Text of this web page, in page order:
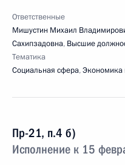
Ответственные
Мишустин Михаил
Сахипзадовна, Высшие
Тематика
Социальная сфера,Экономика
Пр-21, п.4 б)
Исполнение к 15